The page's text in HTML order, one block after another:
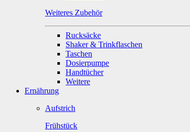
Weiteres Zubehör
Rucksäcke
Shaker & Trinkflaschen
Taschen
Dosierpumpe
Handtücher
Weitere
Ernährung
Aufstrich
Frühstück